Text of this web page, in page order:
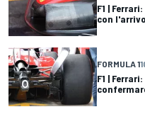
F1 |
con
FORMULA 1
F1 |